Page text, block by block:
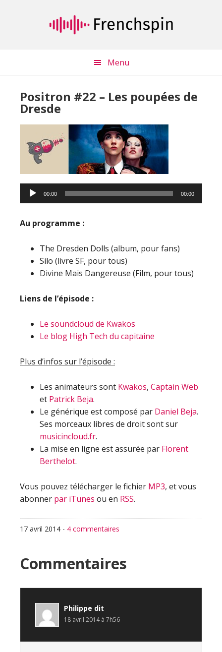
Menu
Positron #22 – Les poupées de
Dresde
Lecteur
audio
00:00 00:00
Au programme :
The Dresden Dolls (album, pour fans)
Silo (livre SF, pour tous)
Divine Mais Dangereuse (Film, pour tous)
Liens de l’épisode :
Le soundcloud de Kwakos
Le blog High Tech du capitaine
Plus d’infos sur l’épisode :
Les animateurs sont Kwakos, Captain Web
et Patrick Beja.
Le générique est composé par Daniel Beja.
Ses morceaux libres de droit sont sur
musicincloud.fr.
La mise en ligne est assurée par Florent
Berthelot.
Vous pouvez télécharger le fichier MP3, et vous
abonner par iTunes ou en RSS.
17 avril 2014 - 4 commentaires
Interactions
du
lecteur
Commentaires
Philippe dit
18 avril 2014 à 7h56